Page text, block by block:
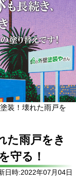
装！壊れた雨戸を
た雨戸をき
守る！
日時:2022年07月04日